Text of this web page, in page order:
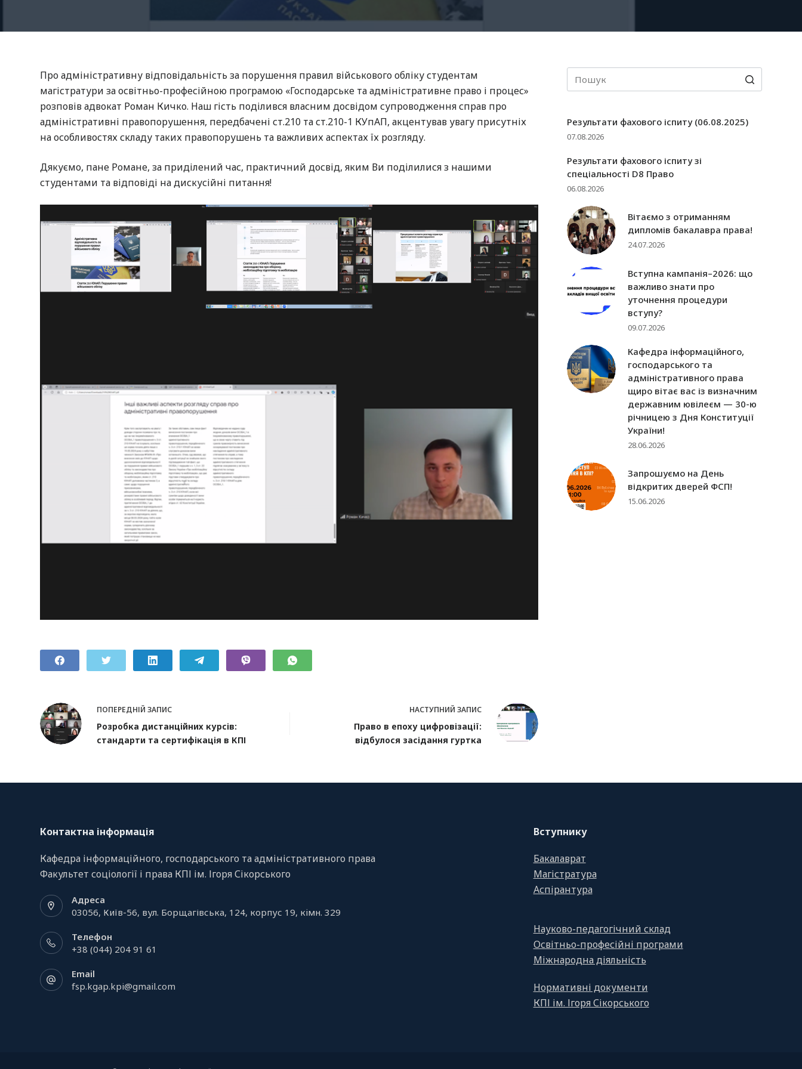
Про адміністративну відповідальність за порушення правил військового обліку студентам
магістратури за освітньо-професійною програмою «Господарське та адміністративне право і процес»
розповів адвокат Роман Кичко. Наш гість поділився власним досвідом супроводження справ про
адміністративні правопорушення, передбачені ст.210 та ст.210-1 КУпАП, акцентував увагу присутніх
на особливостях складу таких правопорушень та важливих аспектах їх розгляду.
Дякуємо, пане Романе, за приділений час, практичний досвід, яким Ви поділилися з нашими
студентами та відповіді на дискусійні питання!
ПОПЕРЕДНІЙЗАПИС
Розробка дистанційних курсів:
стандарти та сертифікація в КПІ
НАСТУПНИЙ ЗАПИС
Право в епоху цифровізації:
відбулося засідання гуртка
Результати фахового іспиту (06.08.2025)
07.08.2026
Результати фахового іспиту зі
спеціальності D8 Право
06.08.2026
Вітаємо з отриманням
дипломів бакалавра права!
24.07.2026
Вступна кампанія–2026: що
важливо знати про
уточнення процедури
вступу?
09.07.2026
Кафедра інформаційного,
господарського та
адміністративного права
щиро вітає вас із визначним
державним ювілеєм — 30-ю
річницею з Дня Конституції
України!
28.06.2026
Запрошуємо на День
відкритих дверей ФСП!
15.06.2026
Контактна інформація
Кафедра інформаційного, господарського та адміністративного права
Факультет соціології і права КПІ ім. Ігоря Сікорського
Адреса
03056, Київ-56, вул. Борщагівська, 124, корпус 19, кiмн. 329
Телефон
+38 (044) 204 91 61
Email
fsp.kgap.kpi@gmail.com
Вступнику
Бакалаврат
Магістратура
Аспірантура
Науково-педагогічний склад
Освітньо-професійні програми
Міжнародна діяльність
Нормативні документи
КПІ ім. Ігоря Сікорського